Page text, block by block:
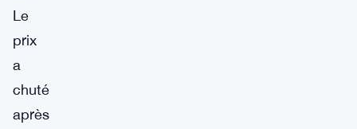
Le
prix
a
chuté
après